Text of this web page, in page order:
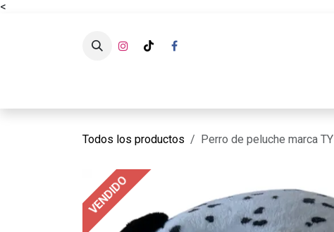
<
Todos los productos Perro de peluche marca TY
VENDIDO